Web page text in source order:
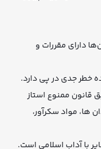
دارای مقررات و
خطر جدی در پی دارد.
قانون ممنوع استاز
ها، مواد سکرآور،
با آداب اسلامی است.